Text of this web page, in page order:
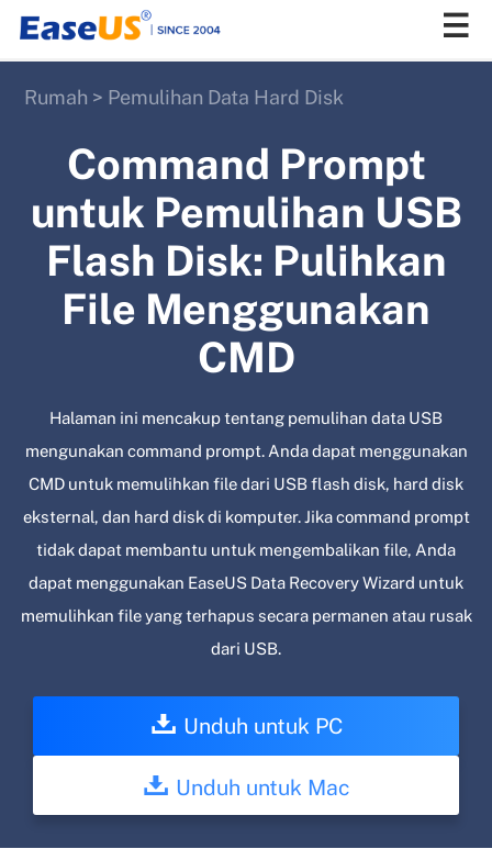
Rumah > Pemulihan Data Hard Disk
Command Prompt
untuk Pemulihan USB
Flash Disk: Pulihkan
File Menggunakan
CMD
Halaman ini mencakup tentang pemulihan data USB
mengunakan command prompt. Anda dapat menggunakan
CMD untuk memulihkan file dari USB flash disk, hard disk
eksternal, dan hard disk di komputer. Jika command prompt
tidak dapat membantu untuk mengembalikan file, Anda
dapat menggunakan EaseUS Data Recovery Wizard untuk
memulihkan file yang terhapus secara permanen atau rusak
dari USB.
Unduh untuk PC
Unduh untuk Mac